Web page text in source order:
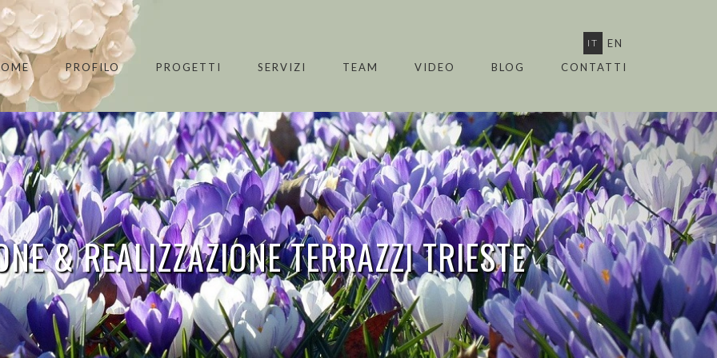
IT
EN
PROFILO PROGETTI SERVIZI TEAM VIDEO BLOG CONTATTI
& REALIZZAZIONE TERRAZZI TRIESTE